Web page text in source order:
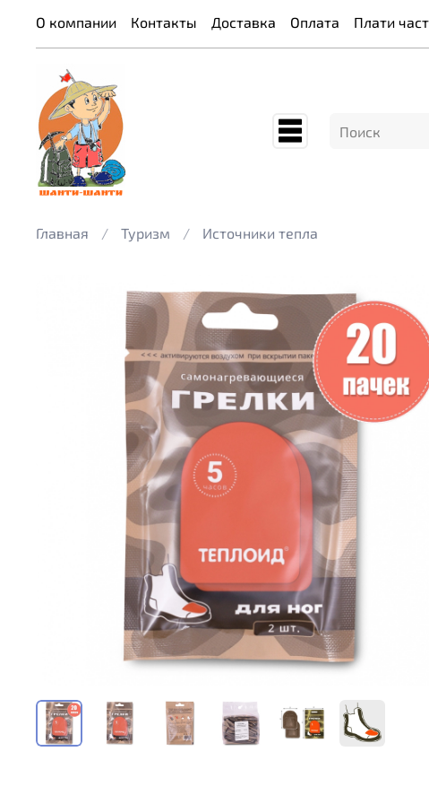
О компании Контакты Доставка Оплата Плати
Главная Туризм Источники тепла